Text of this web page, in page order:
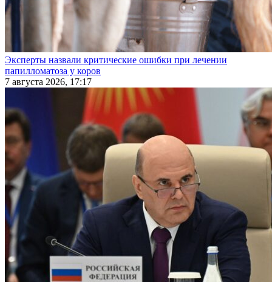
Эксперты назвали критические ошибки при лечении
папилломатоза у коров
7 августа 2026, 17:17